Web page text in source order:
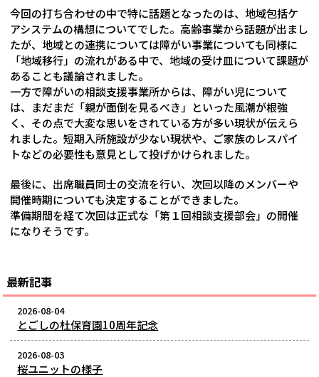
今回の打ち合わせの中で特に話題となったのは、地域包括ケ
アシステムの構想についてでした。高齢事業から話題が出まし
たが、地域との連携については障がい事業についても同様に
「地域移行」の流れがある中で、地域の受け皿について課題が
あることも議論されました。
一方で障がいの相談支援事業所からは、障がい児について
は、まだまだ「親が面倒を見るべき」といった風潮が根強
く、その点で大変な思いをされている方が多い現状が伝えら
れました。短期入所施設が少ない現状や、ご家族のレスパイ
トなどの必要性も意見として投げかけられました。
最後に、出席職員同士の交流を行い、次回以降のメンバーや
開催時期についても決定することができました。
準備期間を経て次回は正式な「第１回相談支援部会」の開催
になりそうです。
最新記事
2026-08-04
とごしの杜保育園10周年記念
2026-08-03
桜ユニットの様子